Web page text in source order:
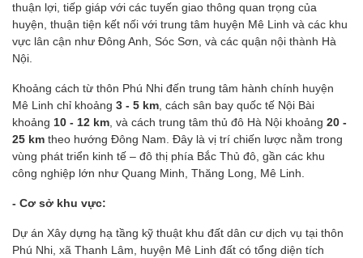
thuận lợi, tiếp giáp với các tuyến giao thông quan trọng của
huyện, thuận tiện kết nối với trung tâm huyện Mê Linh và các khu
vực lân cận như Đông Anh, Sóc Sơn, và các quận nội thành Hà
Nội.
Khoảng cách từ thôn Phú Nhi đến trung tâm hành chính huyện
Mê Linh chỉ khoảng 3 - 5 km, cách sân bay quốc tế Nội Bài
khoảng 10 - 12 km, và cách trung tâm thủ đô Hà Nội khoảng 20 -
25 km theo hướng Đông Nam. Đây là vị trí chiến lược nằm trong
vùng phát triển kinh tế – đô thị phía Bắc Thủ đô, gần các khu
công nghiệp lớn như Quang Minh, Thăng Long, Mê Linh.
- Cơ sở khu vực:
Dự án Xây dựng hạ tầng kỹ thuật khu đất dân cư dịch vụ tại thôn
Phú Nhi, xã Thanh Lâm, huyện Mê Linh đất có tổng diện tích